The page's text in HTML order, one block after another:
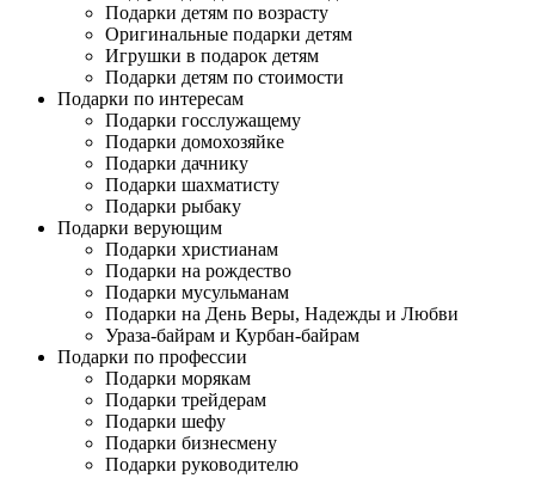
Подарки детям по возрасту
Оригинальные подарки детям
Игрушки в подарок детям
Подарки детям по стоимости
Подарки по интересам
Подарки госслужащему
Подарки домохозяйке
Подарки дачнику
Подарки шахматисту
Подарки рыбаку
Подарки верующим
Подарки христианам
Подарки на рождество
Подарки мусульманам
Подарки на День Веры, Надежды и Любви
Ураза-байрам и Курбан-байрам
Подарки по профессии
Подарки морякам
Подарки трейдерам
Подарки шефу
Подарки бизнесмену
Подарки руководителю